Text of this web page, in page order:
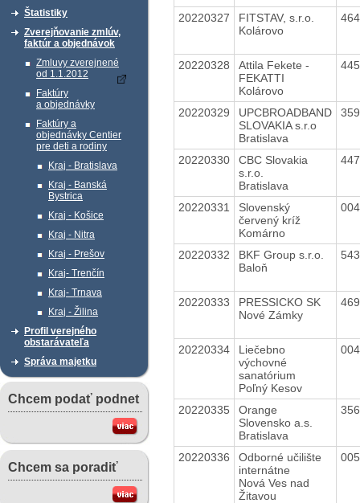
Štatistiky
Zverejňovanie zmlúv,
faktúr a objednávok
Zmluvy zverejnené
od 1.1.2012
Faktúry
a objednávky
Faktúry a
objednávky Centier
pre deti a rodiny
Kraj - Bratislava
Kraj - Banská
Bystrica
Kraj - Košice
Kraj - Nitra
Kraj - Prešov
Kraj- Trenčín
Kraj- Trnava
Kraj - Žilina
Profil verejného
obstarávateľa
Správa majetku
Chcem podať podnet
Chcem sa poradiť
20220327
FITSTAV, s.r.o.
Kolárovo
20220328
Attila Fekete -
FEKATTI
Kolárovo
20220329
UPCBROADBAND
SLOVAKIA s.r.o
Bratislava
20220330
CBC Slovakia
s.r.o.
Bratislava
20220331
Slovenský
červený kríž
Komárno
20220332
BKF Group s.r.o.
Baloň
20220333
PRESSICKO SK
Nové Zámky
20220334
Liečebno
výchovné
sanatórium
Poľný Kesov
20220335
Orange
Slovensko a.s.
Bratislava
20220336
Odborné učilište
internátne
Nová Ves nad
Žitavou